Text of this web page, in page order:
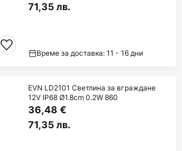
71,35 лв.
Време за доставка: 11 - 16 дни
EVN LD2101 Светлина за вграждане
12V IP68 Ø1.8cm 0.2W 860
36,48 €
71,35 лв.